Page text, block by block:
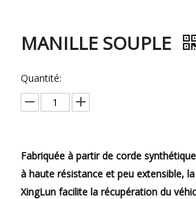
MANILLE SOUPLE
Quantité:
Fabriquée à partir de corde
à haute résistance et peu extensible,
XingLun facilite la récupération du